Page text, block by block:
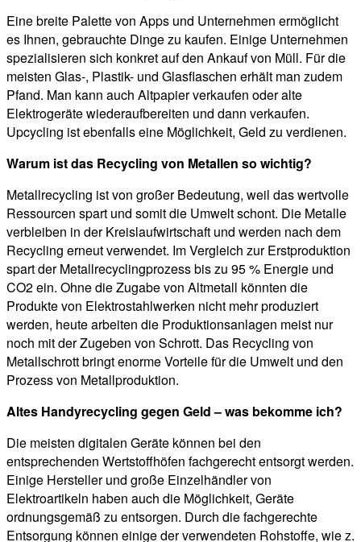
Eine breite Palette von Apps und Unternehmen ermöglicht
es Ihnen, gebrauchte Dinge zu kaufen. Einige Unternehmen
spezialisieren sich konkret auf den Ankauf von Müll. Für die
meisten Glas-, Plastik- und Glasflaschen erhält man zudem
Pfand. Man kann auch Altpapier verkaufen oder alte
Elektrogeräte wiederaufbereiten und dann verkaufen.
Upcycling ist ebenfalls eine Möglichkeit, Geld zu verdienen.
Warum ist das Recycling von Metallen so wichtig?
Metallrecycling ist von großer Bedeutung, weil das wertvolle
Ressourcen spart und somit die Umwelt schont. Die Metalle
verbleiben in der Kreislaufwirtschaft und werden nach dem
Recycling erneut verwendet. Im Vergleich zur Erstproduktion
spart der Metallrecyclingprozess bis zu 95 % Energie und
CO2 ein. Ohne die Zugabe von Altmetall könnten die
Produkte von Elektrostahlwerken nicht mehr produziert
werden, heute arbeiten die Produktionsanlagen meist nur
noch mit der Zugeben von Schrott. Das Recycling von
Metallschrott bringt enorme Vorteile für die Umwelt und den
Prozess von Metallproduktion.
Altes Handyrecycling gegen Geld – was bekomme ich?
Die meisten digitalen Geräte können bei den
entsprechenden Wertstoffhöfen fachgerecht entsorgt werden.
Einige Hersteller und große Einzelhändler von
Elektroartikeln haben auch die Möglichkeit, Geräte
ordnungsgemäß zu entsorgen. Durch die fachgerechte
Entsorgung können einige der verwendeten Rohstoffe, wie z.